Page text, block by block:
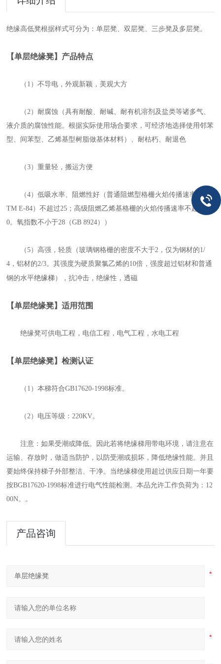
绝缘高低凳根据样式可分为：单层凳、双层凳、三步凳及多层凳。
【单层绝缘凳】产品特点
（1）不导电，外观新颖，美观大方
（2）耐腐蚀（具有耐酸、耐碱、耐有机溶剂及盐类等诸多气、
液介质的腐蚀性能。根据实际使用场合要求，可经济地选择使用邻苯
型、间苯型、乙烯基型树脂做基体材料）、耐枯朽、耐退色
（3）重量轻，搬运方便
（4）低吸水率、阻燃性好（普通阻燃型格栅火焰传播速率（AS
TM E-84）不超过25；高级阻燃乙烯基格栅的火焰传播速率不超过1
0。氧指数不小于28（GB 8924））
（5）高强，轻质（玻璃钢格栅的密度不大于2，仅为钢材的1/
4，铝材的2/3。其强度为硬质聚氯乙烯的10倍，强度超过铝材和普通
钢的水平绝缘梯），抗冲击，绝缘性，透磁
【单层绝缘凳】适用范围
绝缘凳可供电工程，电信工程，电气工程，水电工程
【单层绝缘凳】检测认证
（1）本梯符合GB17620-1998标准。
（2）电压等级：220KV。
注意：如果受潮或降低。因此若将绝缘梯用带电环境，请注意在
运输、存放时，做适当防护，以防受潮或损坏，降低绝缘性能。并且
要始终保持梯子外部整洁、干净。当绝缘梯使用超过供应日期一年要
按BGB17620-1998标准进行电气性能检测。本品允许工作负荷为：12
00N。。
产品咨询